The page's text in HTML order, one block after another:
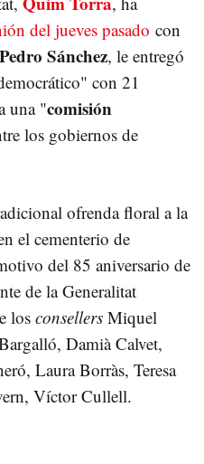
del jueves pasado con
Pedro Sánchez, le entregó
con 21
una "comisión
los gobiernos de
ofrenda floral a la
el cementerio de
del 85 aniversario de
de la Generalitat
los consellers Miquel
Damià Calvet,
Laura Borràs, Teresa
Víctor Cullell.